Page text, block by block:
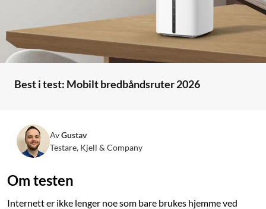
Best i test: Mobilt bredbåndsruter 2026
AvGustav
Testare, Kjell & Company
Om testen
Internett er ikke lenger noe som bare brukes hjemme ved